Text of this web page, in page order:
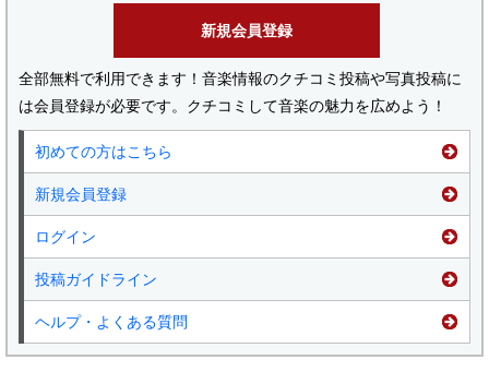
新規会員登録
全部無料で利用できます！音楽情報のクチコミ投稿や写真投稿に
は会員登録が必要です。クチコミして音楽の魅力を広めよう！
初めての方はこちら
新規会員登録
ログイン
投稿ガイドライン
ヘルプ・よくある質問